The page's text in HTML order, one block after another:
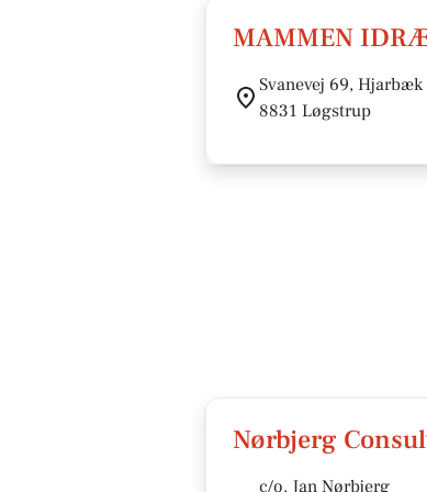
MAMMEN
Svanevej 69, Hjarbæk
8831 Løgstrup
Nørbjerg
c/o. Jan Nørbjerg